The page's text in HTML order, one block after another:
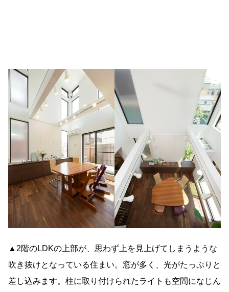
▲2階のLDKの上部が、思わず上を見上げてしまうような
吹き抜けとなっている住まい。窓が多く、光がたっぷりと
差し込みます。柱に取り付けられたライトも空間になじん